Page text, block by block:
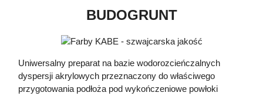
BUDOGRUNT
Uniwersalny preparat na bazie wodorozcieńczalnych
dyspersji akrylowych przeznaczony do właściwego
przygotowania podłoża pod wykończeniowe powłoki